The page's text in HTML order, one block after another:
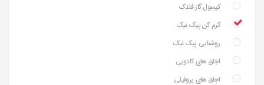
کپسول گاز فندک
گرم کن پیک نیک
روشنایی پیک نیک
اجاق های کادویی
اجاق های پروفیلی